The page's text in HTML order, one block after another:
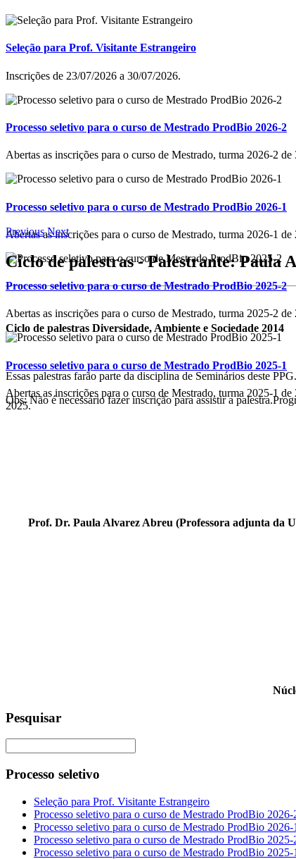
Seleção para Prof. Visitante Estrangeiro
Inscrições de 23/07/2026 a 30/07/2026.
Processo seletivo para o curso de Mestrado ProdBio 2026-2
Abertas as inscrições para o curso de Mestrado, turma 2026-2
Processo seletivo para o curso de Mestrado ProdBio 2026-1
Abertas as inscrições para o curso de Mestrado, turma 2026-1
Processo seletivo para o curso de Mestrado ProdBio 2025-2
Abertas as inscrições para o curso de Mestrado, turma 2025-2
Processo seletivo para o curso de Mestrado ProdBio 2025-1
Abertas as inscrições para o curso de Mestrado, turma 2025-1
2025.
Previous Next
Ciclo de palestras - Palestrante: Paula
Ciclo de palestras Diversidade, Ambiente e Sociedade 2014
Essas palestras farão parte da disciplina de Seminários deste PPG.
Obs: Não é necessário fazer inscrição para assistir a
Prof. Dr. Paula Alvarez Abreu (Professora adjunta da
Pesquisar
Processo seletivo
Seleção para Prof. Visitante Estrangeiro
Processo seletivo para o curso de Mestrado ProdBio 2026-
Processo seletivo para o curso de Mestrado ProdBio 2026-1
Processo seletivo para o curso de Mestrado ProdBio 2025-
Processo seletivo para o curso de Mestrado ProdBio 2025-1